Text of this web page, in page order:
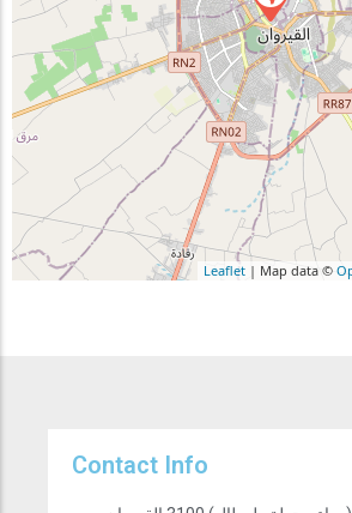
Leaflet | Map data ©
Contact Info